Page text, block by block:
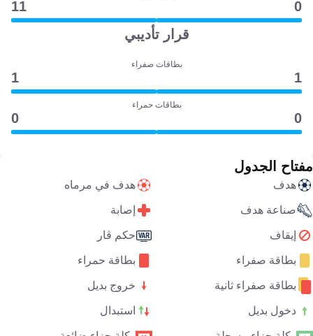
0
11
قرار تأديبي
بطاقات صفراء
1
1
بطاقات حمراء
0
0
مفتاح الجدول
هدف هدف في مرماه
صناعة هدف إصابة
إيقاف حكم ڤار
بطاقة صفراء بطاقة حمراء
بطاقة صفراء ثانية خروج بديل
دخول بديل استبدال